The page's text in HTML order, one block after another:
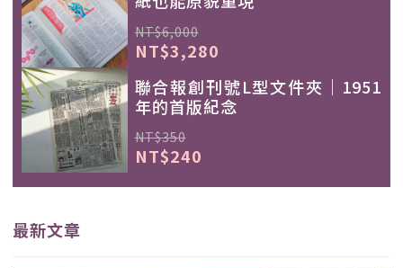
NT$6,000
NT$3,280
聯合報創刊號L型文件夾｜1951
年的首版紀念
NT$350
NT$240
最新文章